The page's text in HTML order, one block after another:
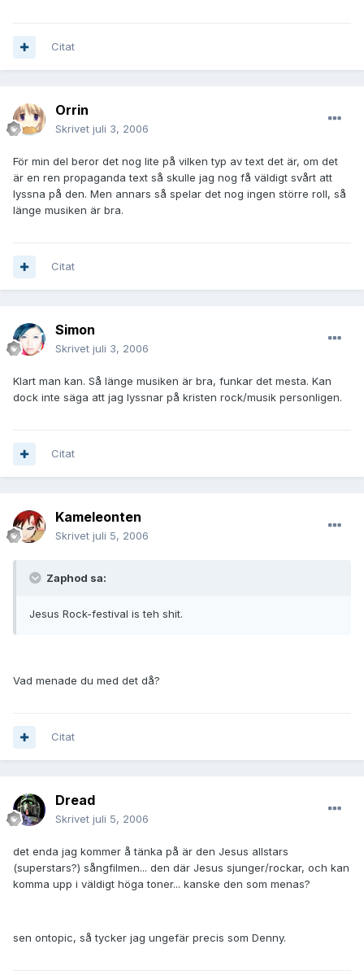
Citat
Orrin
Skrivet juli 3, 2006
För min del beror det nog lite på vilken typ av text det är, om det
är en ren propaganda text så skulle jag nog få väldigt svårt att
lyssna på den. Men annars så spelar det nog ingen större roll, så
länge musiken är bra.
Citat
Simon
Skrivet juli 3, 2006
Klart man kan. Så länge musiken är bra, funkar det mesta. Kan
dock inte säga att jag lyssnar på kristen rock/musik personligen.
Citat
Kameleonten
Skrivet juli 5, 2006
Zaphod sa:
Jesus Rock-festival is teh shit.
Vad menade du med det då?
Citat
Dread
Skrivet juli 5, 2006
det enda jag kommer å tänka på är den Jesus allstars
(superstars?) sångfilmen... den där Jesus sjunger/rockar, och kan
komma upp i väldigt höga toner... kanske den som menas?
sen ontopic, så tycker jag ungefär precis som Denny.